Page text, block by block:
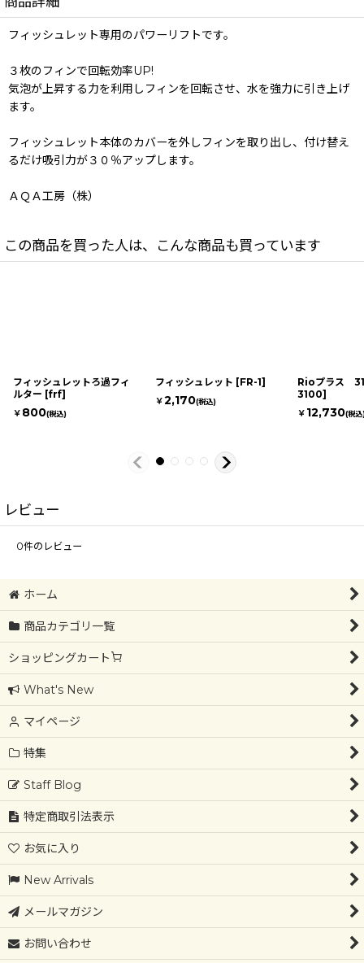
フィッシュレット専用のパワーリフトです。
３枚のフィンで回転効率UP!
気泡が上昇する力を利用しフィンを回転させ、水を強力に引き上げ
ます。
フィッシュレット本体のカバーを外しフィンを取り出し、付け替え
るだけ吸引力が３０％アップします。
ＡＱＡ工房（株）
この商品を買った人は、こんな商品も買っています
フィッシュレットろ過フィ
ルター [frf]
￥ 800(税込)
フィッシュレット [FR-1]
￥2,170(税込)
Rioプラス
3100]
￥ 12,730(税
レビュー
0件のレビュー
ホーム
商品カテゴリ一覧
ショッピングカート
What's New
マイページ
特集
Staff Blog
特定商取引法表示
お気に入り
New Arrivals
メールマガジン
お問い合わせ